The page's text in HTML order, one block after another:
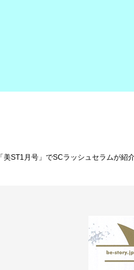
「美ST1月号」でSCラッシュセラムが紹